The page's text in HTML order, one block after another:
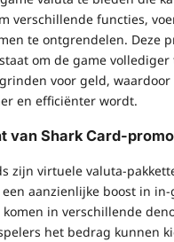
verschillende functies,
te ontgrendelen. Deze
om de game
voor geld,
en efficiënter wordt.
van Shark Card-
zijn virtuele valuta-
aanzienlijke boost in
komen in verschillende
het bedrag kunnen